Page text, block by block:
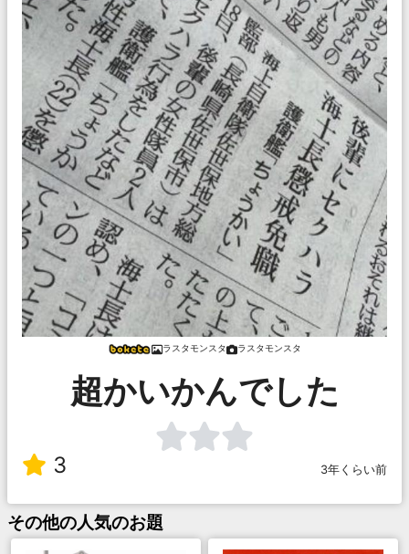
ラスタモンスタ ラスタモンスタ
超かいかんでした
3 3年くらい前
その他の人気のお題